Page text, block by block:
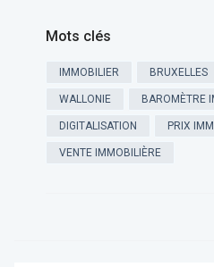
Mots clés
IMMOBILIER BRUXELLES
WALLONIE BAROMÈTRE
DIGITALISATION PRIX
VENTE IMMOBILIÈRE